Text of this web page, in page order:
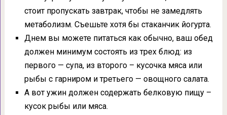
стоит пропускать завтрак, чтобы не замедлять
метаболизм. Съешьте хотя бы стаканчик йогурта.
Днем вы можете питаться как обычно, ваш обед
должен минимум состоять из трех блюд: из
первого — супа, из второго – кусочка мяса или
рыбы с гарниром и третьего — овощного салата.
А вот ужин должен содержать белковую пищу –
кусок рыбы или мяса.